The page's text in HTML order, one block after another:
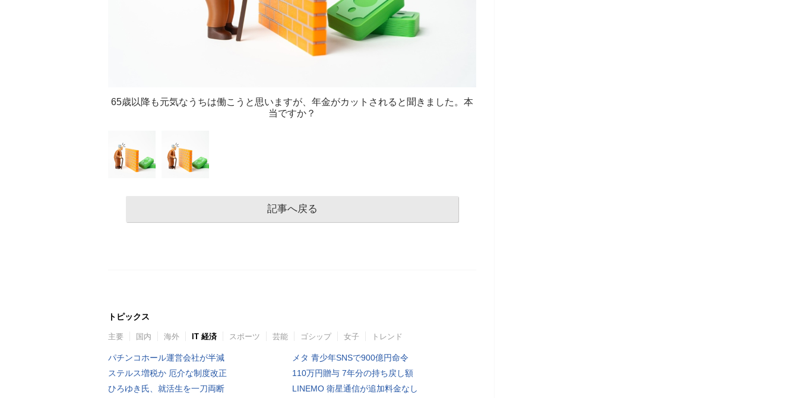
65歳以降も元気なうちは働こうと思いますが、年金がカットされると聞きました。本
当ですか？
記事へ戻る
トピックス
主要 国内 海外 IT 経済 スポーツ 芸能 ゴシップ 女子 トレンド
パチンコホール運営会社が半減
ステルス増税か 厄介な制度改正
ひろゆき氏、就活生を一刀両断
メタ 青少年SNSで900億円命令
110万円贈与 7年分の持ち戻し額
LINEMO 衛星通信が追加料金なし